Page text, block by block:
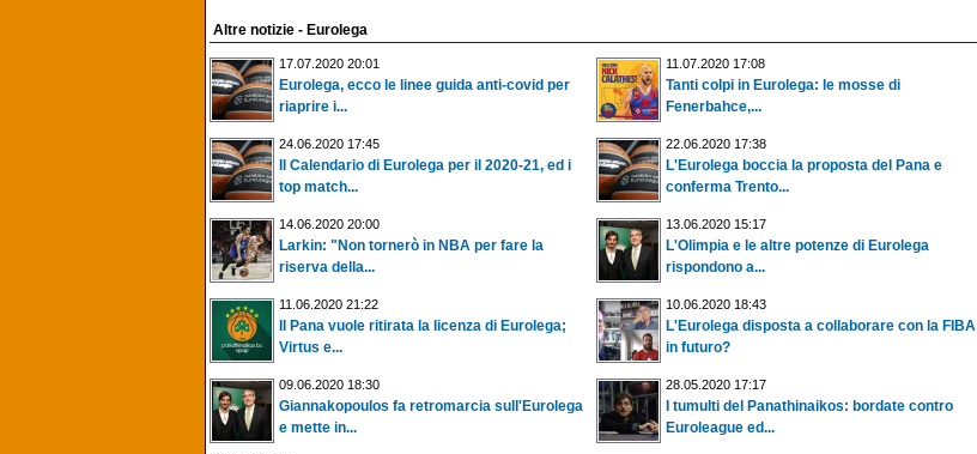
Altre notizie - Eurolega
17.07.2020 20:01
Eurolega, ecco le linee guida anti-covid per
riaprire i...
11.07.2020 17:08
Tanti colpi in Eurolega: le mosse di
Fenerbahce,...
24.06.2020 17:45
Il Calendario di Eurolega per il 2020-21, ed i
top match...
22.06.2020 17:38
L'Eurolega boccia la proposta del Pana e
conferma Trento...
14.06.2020 20:00
Larkin: "Non tornerò in NBA per fare la
riserva della...
13.06.2020 15:17
L'Olimpia e le altre potenze di Eurolega
rispondono a...
11.06.2020 21:22
Il Pana vuole ritirata la licenza di Eurolega;
Virtus e...
10.06.2020 18:43
L'Eurolega disposta a collaborare con la FIBA
in futuro?
09.06.2020 18:30
Giannakopoulos fa retromarcia sull'Eurolega
e mette in...
28.05.2020 17:17
I tumulti del Panathinaikos: bordate contro
Euroleague ed...